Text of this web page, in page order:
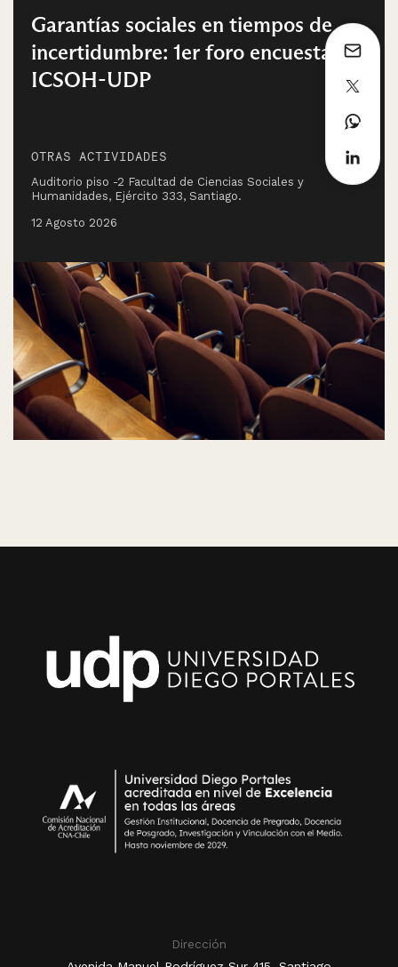
Garantías sociales en tiempos de
incertidumbre: 1er foro encuesta
ICSOH-UDP
OTRAS ACTIVIDADES
Auditorio piso -2 Facultad de Ciencias Sociales y
Humanidades, Ejército 333, Santiago.
12 Agosto 2026
Dirección